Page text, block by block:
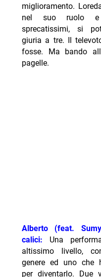
miglioramento.
nel suo ruolo e
sprecatissimi, si
giuria a tre. Il
fosse. Ma bando
pagelle.
Alberto (feat.
calici:
Una
altissimo livello,
genere ed uno che
per diventarlo. Due